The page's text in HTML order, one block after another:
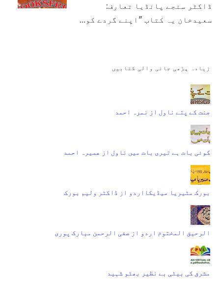
ڈاکٹر سنجے پانڈیا تعارف:
سعیدخان یہ کتاب "اپنے گردے کو…
زیادہ پڑھی جانی والی کتابیں
جنت کے پتے ناول از نمرہ احمد
کوئی بات ہے تیری بات میں ناول از عمیرہ احمد
بورک مٹیریا میڈیکااردو از ڈاکٹر ولیم بورک
الرحیق المختوم اردو از صفی الرحمن مبارک پوری
مشرق کی بیٹی بے نظیر بھٹو شہید